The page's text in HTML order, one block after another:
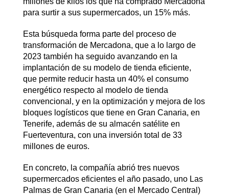
para surtir a sus supermercados, un 15% más.
Esta búsqueda forma parte del proceso de
transformación de Mercadona, que a lo largo de
2023 también ha seguido avanzando en la
implantación de su modelo de tienda eficiente,
que permite reducir hasta un 40% el consumo
energético respecto al modelo de tienda
convencional, y en la optimización y mejora de los
bloques logísticos que tiene en Gran Canaria, en
Tenerife, además de su almacén satélite en
Fuerteventura, con una inversión total de 33
millones de euros.
En concreto, la compañía abrió tres nuevos
supermercados eficientes el año pasado, uno Las
Palmas de Gran Canaria (en el Mercado Central)